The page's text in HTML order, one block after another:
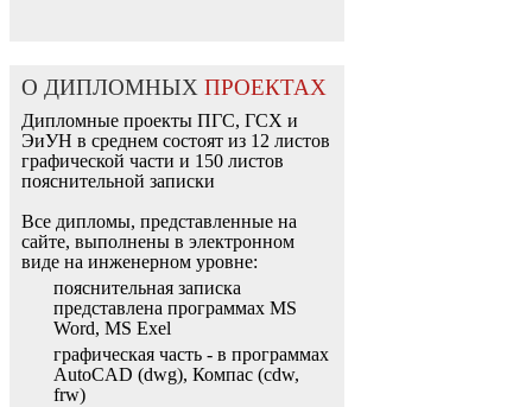
О ДИПЛОМНЫХ ПРОЕКТАХ
Дипломные проекты ПГС, ГСХ и
ЭиУН в среднем состоят из 12 листов
графической части и 150 листов
пояснительной записки
Все дипломы, представленные на
сайте, выполнены в электронном
виде на инженерном уровне:
пояснительная записка
представлена программах MS
Word, MS Exel
графическая часть - в программах
AutoCAD (dwg), Компас (cdw,
frw)